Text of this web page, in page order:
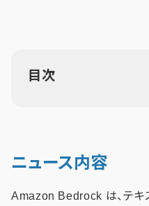
目次
ニュース内容
Amazon Bedrock は、テキ